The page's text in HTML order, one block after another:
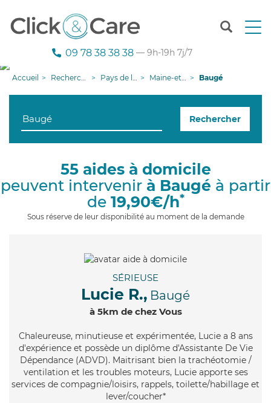
T
n
g
i
09 78 38 38 38 — 9h-19h 7j/7
Accueil Recherche aide à domicile Pays de la Loire Maine-et-Loire Baugé
Rechercher
55 aides à domicile
peuvent intervenir à Baugé à partir
de 19,90€/h*
Sous réserve de leur disponibilité au moment de la demande
SÉRIEUSE
Lucie R., Baugé
à 5km de chez Vous
Chaleureuse, minutieuse et expérimentée, Lucie a 8 ans
d'expérience et possède un diplôme d'Assistante De Vie
Dépendance (ADVD). Maitrisant bien la trachéotomie /
ventilation et les troubles moteurs, Lucie apporte ses
services de compagnie/loisirs, rappels, toilette/habillage et
lever/coucher*